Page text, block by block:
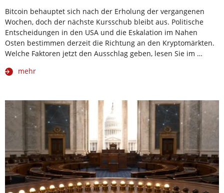
Bitcoin behauptet sich nach der Erholung der vergangenen
Wochen, doch der nächste Kursschub bleibt aus. Politische
Entscheidungen in den USA und die Eskalation im Nahen
Osten bestimmen derzeit die Richtung an den Kryptomärkten.
Welche Faktoren jetzt den Ausschlag geben, lesen Sie im …
mehr